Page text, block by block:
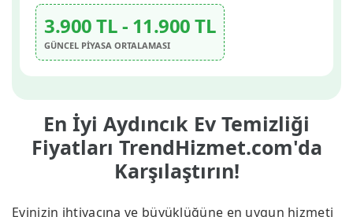
En İyi Aydıncık Ev Temizliği
Fiyatları TrendHizmet.com'da
Karşılaştırın!
Evinizin ihtiyacına ve büyüklüğüne en uygun hizmeti
3.900 TL - 11.900 TL
GÜNCEL PİYASA ORTALAMASI